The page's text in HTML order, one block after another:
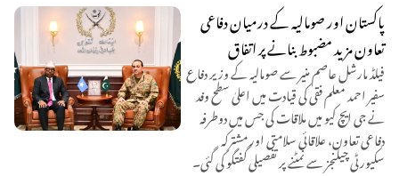
پاکستان اور صومالیہ کے درمیان دفاعی
تعاون مزید مضبوط بنانے پر اتفاق
فیلڈ مارشل عاصم منیر سے صومالیہ کے وزیر دفاع
سفیر احمد معلم فقی کی قیادت میں اعلیٰ سطح وفد
نے جی ایچ کیو میں ملاقات کی جس میں دوطرفہ
دفاعی تعاون، علاقائی سلامتی اور مشترکہ
سکیورٹی چیلنجز سے نمٹنے پر تفصیلی گفتگو کی گئی۔